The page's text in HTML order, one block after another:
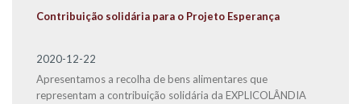
Contribuição solidária para o Projeto Esperança
2020-12-22
Apresentamos a recolha de bens alimentares que
representam a contribuição solidária da EXPLICOLÂNDIA